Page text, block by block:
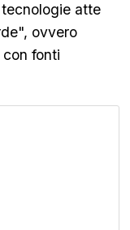
atte
ovvero
fonti